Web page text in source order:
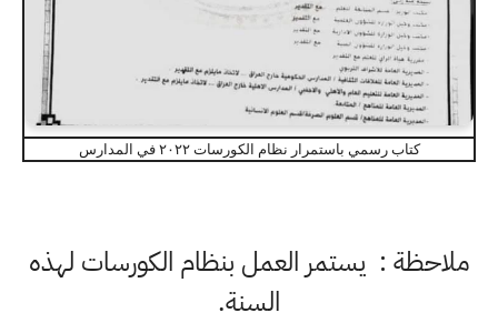
كتاب رسمي باستمرار نظام الكورسات ٢٠٢٢ في المدارس
ملاحظة : يستمر العمل بنظام الكورسات لهذه
السنة.